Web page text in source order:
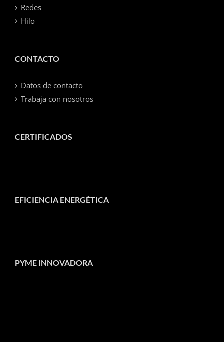
Redes
Hilo
CONTACTO
Datos de contacto
Trabaja con nosotros
CERTIFICADOS
EFICIENCIA ENERGÉTICA
PYME INNOVADORA